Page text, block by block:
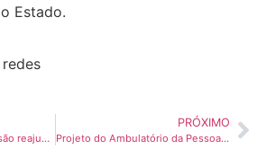
Estado.
Valores do Gás do Povo são reajustados para ampliar oferta e reduzir impactos externos
PRÓXIMO
Projeto do Ambulatório da Pessoa Idosa de Rio Branco está entre os cinco melhores do país